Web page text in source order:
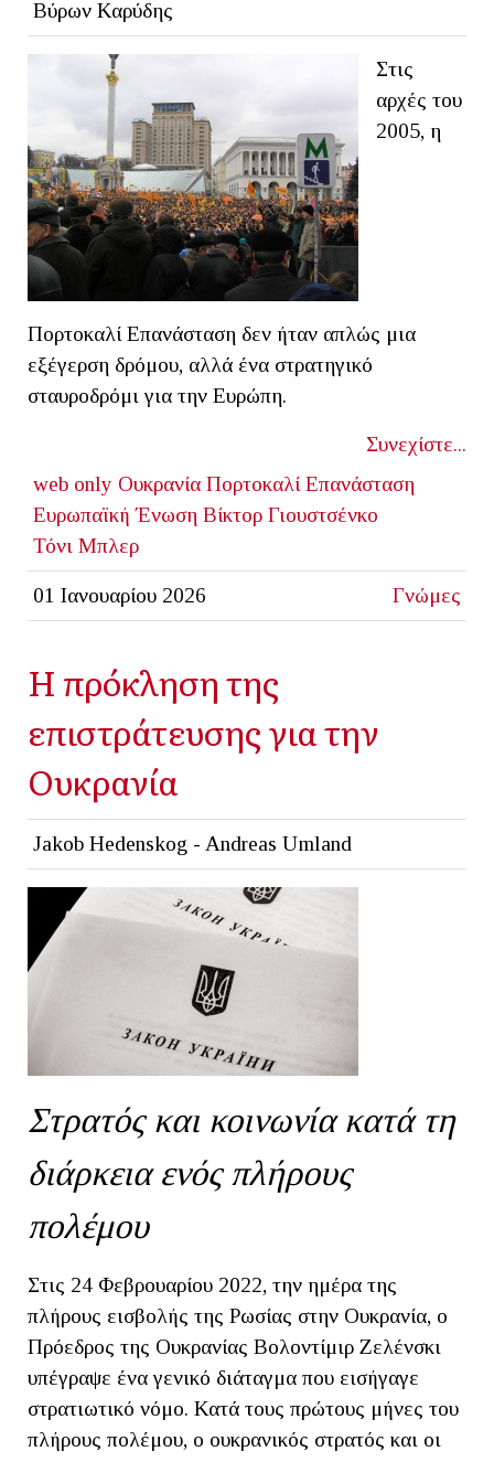
Βύρων Καρύδης
Στις
αρχές του
2005, η
Πορτοκαλί Επανάσταση δεν ήταν απλώς μια
εξέγερση δρόμου, αλλά ένα στρατηγικό
σταυροδρόμι για την Ευρώπη.
Συνεχίστε...
web only Ουκρανία Πορτοκαλί Επανάσταση
Ευρωπαϊκή Ένωση Βίκτορ Γιουστσένκο
Τόνι Μπλερ
01 Ιανουαρίου 2026 Γνώμες
Η πρόκληση της
επιστράτευσης για την
Ουκρανία
Jakob Hedenskog - Andreas Umland
Στρατός και κοινωνία κατά τη
διάρκεια ενός πλήρους
πολέμου
Στις 24 Φεβρουαρίου 2022, την ημέρα της
πλήρους εισβολής της Ρωσίας στην Ουκρανία, ο
Πρόεδρος της Ουκρανίας Βολοντίμιρ Ζελένσκι
υπέγραψε ένα γενικό διάταγμα που εισήγαγε
στρατιωτικό νόμο. Κατά τους πρώτους μήνες του
πλήρους πολέμου, ο ουκρανικός στρατός και οι